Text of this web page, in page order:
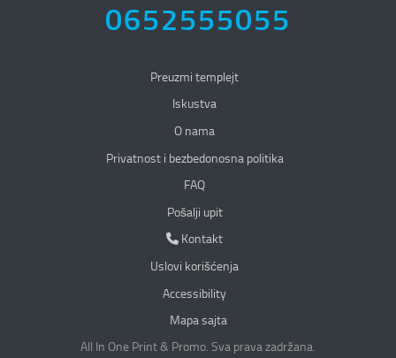
0652555055
Preuzmi templejt
Iskustva
O nama
Privatnost i bezbedonosna politika
Privatnost i bezbedonosna politika
FAQ
Pošalji upit
Kontakt
Kontakt
Uslovi korišćenja
Accessibility
Mapa sajta
All In One Print & Promo. Sva prava zadržana.